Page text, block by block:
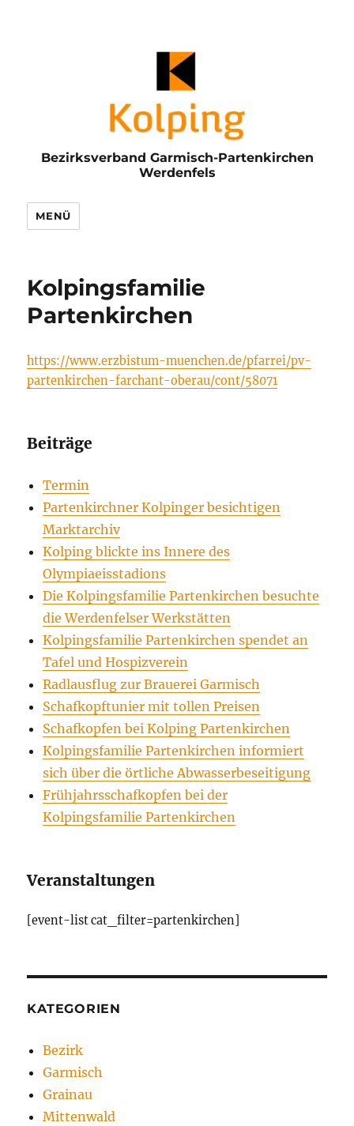
Bezirksverband Garmisch-Partenkirchen
Werdenfels
MENÜ
Kolpingsfamilie
Partenkirchen
https://www.erzbistum-muenchen.de/pfarrei/pv-
partenkirchen-farchant-oberau/cont/58071
Beiträge
Termin
Partenkirchner Kolpinger besichtigen
Marktarchiv
Kolping blickte ins Innere des
Olympiaeisstadions
Die Kolpingsfamilie Partenkirchen besuchte
die Werdenfelser Werkstätten
Kolpingsfamilie Partenkirchen spendet an
Tafel und Hospizverein
Radlausflug zur Brauerei Garmisch
Schafkopftunier mit tollen Preisen
Schafkopfen bei Kolping Partenkirchen
Kolpingsfamilie Partenkirchen informiert
sich über die örtliche Abwasserbeseitigung
Frühjahrsschafkopfen bei der
Kolpingsfamilie Partenkirchen
Veranstaltungen
[event-list cat_filter=partenkirchen]
KATEGORIEN
Bezirk
Garmisch
Grainau
Mittenwald